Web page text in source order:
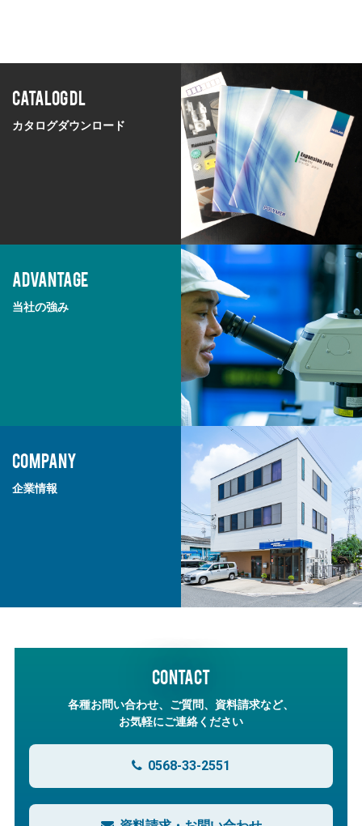
CATALOG DL
カタログダウンロード
ADVANTAGE
当社の強み
COMPANY
企業情報
CONTACT
各種お問い合わせ、ご質問、資料請求など、
お気軽にご連絡ください
0568-33-2551